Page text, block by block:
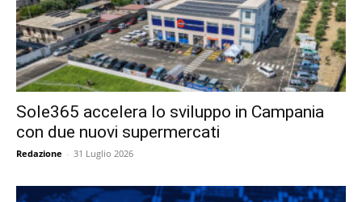
Sole365 accelera lo sviluppo in Campania
con due nuovi supermercati
Redazione - 31 Luglio 2026